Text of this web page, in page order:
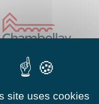
site uses cookies